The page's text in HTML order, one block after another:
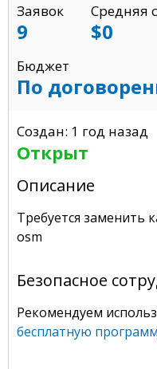
Заявок
9
Средняя
$0
Бюджет
По
Создан: 1 год назад
Открыт
Описание
Требуется заменить
osm
Безопасное
Рекомендуем
бесплатную